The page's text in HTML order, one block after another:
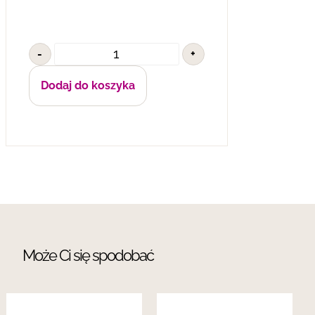
- +
Dodaj do koszyka
Może Ci się spodobać